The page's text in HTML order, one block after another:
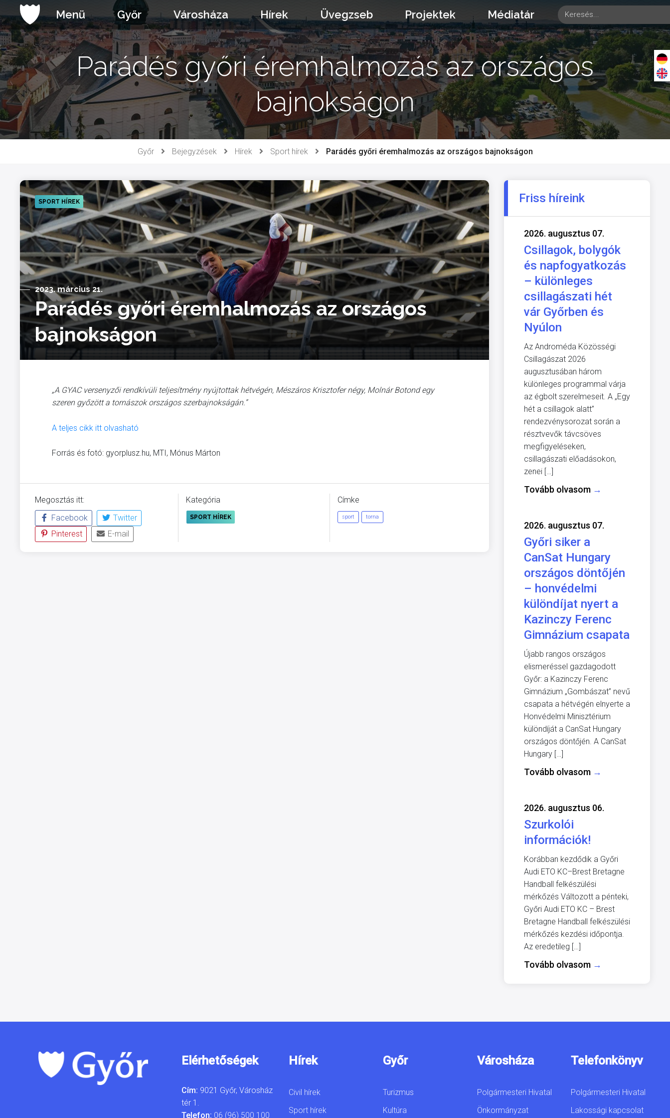
a
tartalomhoz
Menü Győr Városháza Hírek Üvegzseb Projektek Médiatár
Parádés győri éremhalmozás az országos
bajnokságon
Győr Bejegyzések Hírek Sport hírek Parádés győri éremhalmozás az országos bajnokságon
SPORT HÍREK
2023. március 21.
Parádés győri éremhalmozás az országos
bajnokságon
„A GYAC versenyzői rendkívüli teljesítmény nyújtottak hétvégén, Mészáros Krisztofer négy, Molnár Botond egy
szeren győzött a tornászok országos szerbajnokságán.”
A teljes cikk itt olvasható
Forrás és fotó: gyorplusz.hu, MTI, Mónus Márton
Megosztás itt:
Facebook
Twitter
Pinterest
E-mail
Kategória
SPORT HÍREK
Címke
sport torna
Friss híreink
2026. augusztus 07.
Csillagok, bolygók
és napfogyatkozás
– különleges
csillagászati hét
vár Győrben és
Nyúlon
Az Androméda Közösségi
Csillagászat 2026
augusztusában három
különleges programmal várja
az égbolt szerelmeseit. A „Egy
hét a csillagok alatt”
rendezvénysorozat során a
résztvevők távcsöves
megfigyeléseken,
csillagászati előadásokon,
zenei […]
Tovább olvasom →
2026. augusztus 07.
Győri siker a
CanSat Hungary
országos döntőjén
– honvédelmi
különdíjat nyert a
Kazinczy Ferenc
Gimnázium csapata
Újabb rangos országos
elismeréssel gazdagodott
Győr: a Kazinczy Ferenc
Gimnázium „Gombászat” nevű
csapata a hétvégén elnyerte a
Honvédelmi Minisztérium
különdíját a CanSat Hungary
országos döntőjén. A CanSat
Hungary […]
Tovább olvasom →
2026. augusztus 06.
Szurkolói
információk!
Korábban kezdődik a Győri
Audi ETO KC–Brest Bretagne
Handball felkészülési
mérkőzés Változott a pénteki,
Győri Audi ETO KC – Brest
Bretagne Handball felkészülési
mérkőzés kezdési időpontja.
Az eredetileg […]
Tovább olvasom →
Elérhetőségek
Cím: 9021 Győr, Városház
tér 1.
Telefon: 06 (96) 500 100
Hírek
Civil hírek
Sport hírek
Győr
Turizmus
Kultúra
Városháza
Polgármesteri Hivatal
Önkormányzat
Telefonkönyv
Polgármesteri Hivatal
Lakossági kapcsolat